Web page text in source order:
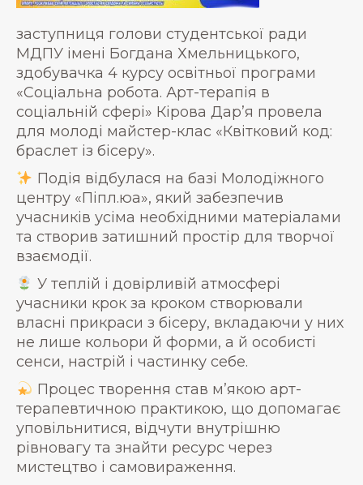
заступниця голови студентської ради
МДПУ імені Богдана Хмельницького,
здобувачка 4 курсу освітньої програми
«Соціальна робота. Арт-терапія в
соціальній сфері» Кірова Дар’я провела
для молоді майстер-клас «Квітковий код:
браслет із бісеру».
Подія відбулася на базі Молодіжного
центру «Піпл.юа», який забезпечив
учасників усіма необхідними матеріалами
та створив затишний простір для творчої
взаємодії.
У теплій і довірливій атмосфері
учасники крок за кроком створювали
власні прикраси з бісеру, вкладаючи у них
не лише кольори й форми, а й особисті
сенси, настрій і частинку себе.
Процес творення став м’якою арт-
терапевтичною практикою, що допомагає
уповільнитися, відчути внутрішню
рівновагу та знайти ресурс через
мистецтво і самовираження.